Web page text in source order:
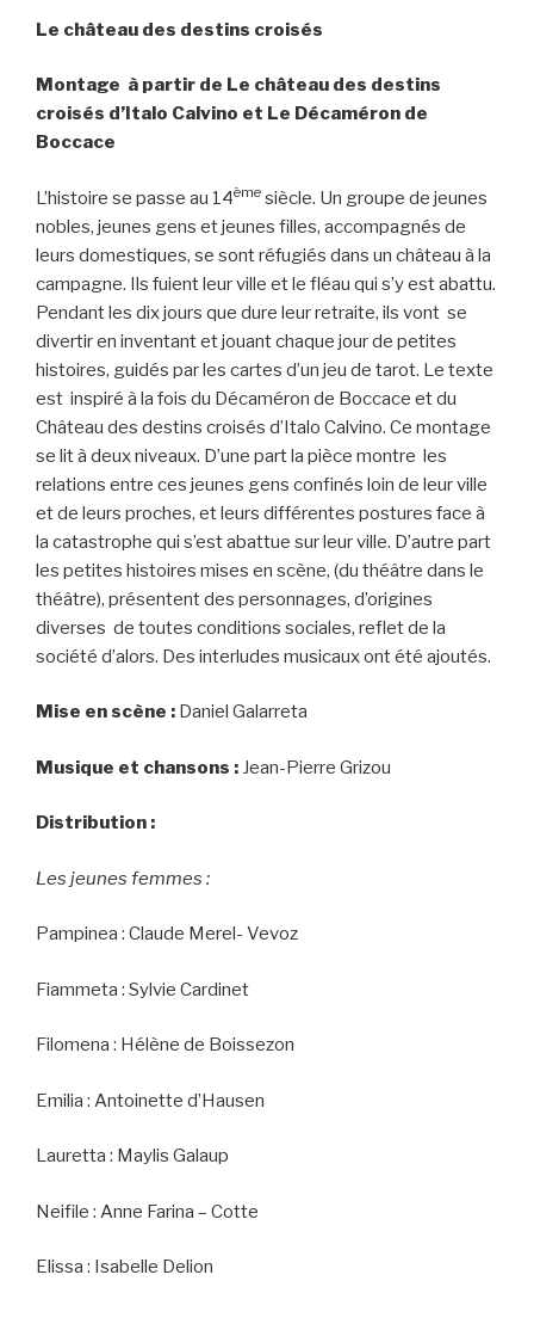
Le château des destins croisés
Montage à partir de Le château des destins
croisés d’Italo Calvino et Le Décaméron de
Boccace
L’histoire se passe au 14ème siècle. Un groupe de jeunes
nobles, jeunes gens et jeunes filles, accompagnés de
leurs domestiques, se sont réfugiés dans un château à la
campagne. Ils fuient leur ville et le fléau qui s’y est abattu.
Pendant les dix jours que dure leur retraite, ils vont se
divertir en inventant et jouant chaque jour de petites
histoires, guidés par les cartes d’un jeu de tarot. Le texte
est inspiré à la fois du Décaméron de Boccace et du
Château des destins croisés d’Italo Calvino. Ce montage
se lit à deux niveaux. D’une part la pièce montre les
relations entre ces jeunes gens confinés loin de leur ville
et de leurs proches, et leurs différentes postures face à
la catastrophe qui s’est abattue sur leur ville. D’autre part
les petites histoires mises en scène, (du théâtre dans le
théâtre), présentent des personnages, d’origines
diverses de toutes conditions sociales, reflet de la
société d’alors. Des interludes musicaux ont été ajoutés.
Mise en scène : Daniel Galarreta
Musique et chansons : Jean-Pierre Grizou
Distribution :
Les jeunes femmes :
Pampinea : Claude Merel- Vevoz
Fiammeta : Sylvie Cardinet
Filomena : Hélène de Boissezon
Emilia : Antoinette d’Hausen
Lauretta : Maylis Galaup
Neifile : Anne Farina – Cotte
Elissa : Isabelle Delion